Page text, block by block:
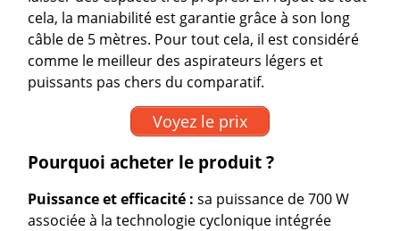
cela, la maniabilité est garantie grâce à son long
câble de 5 mètres. Pour tout cela, il est considéré
comme le meilleur des aspirateurs légers et
puissants pas chers du comparatif.
Voyez le prix
Pourquoi acheter le produit ?
Puissance et efficacité :sa puissance de 700 W
associée à la technologie cyclonique intégrée